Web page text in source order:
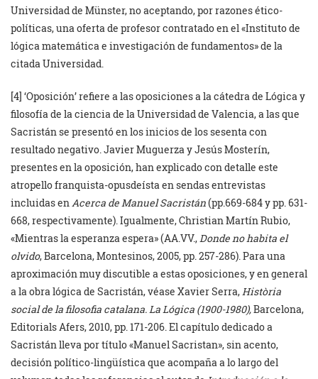
Universidad de Münster, no aceptando, por razones ético-
políticas, una oferta de profesor contratado en el «Instituto de
lógica matemática e investigación de fundamentos» de la
citada Universidad.
[4] ‘Oposición’ refiere a las oposiciones a la cátedra de Lógica y
filosofía de la ciencia de la Universidad de Valencia, a las que
Sacristán se presentó en los inicios de los sesenta con
resultado negativo. Javier Muguerza y Jesús Mosterín,
presentes en la oposición, han explicado con detalle este
atropello franquista-opusdeísta en sendas entrevistas
incluidas en Acerca de Manuel Sacristán(pp.669-684 y pp. 631-
668, respectivamente). Igualmente, Christian Martín Rubio,
«Mientras la esperanza espera» (AA.VV., Donde no habita el
olvido, Barcelona, Montesinos, 2005, pp. 257-286). Para una
aproximación muy discutible a estas oposiciones, y en general
a la obra lógica de Sacristán, véase Xavier Serra, Història
social de la filosofia catalana. La Lógica (1900-1980),Barcelona,
Editorials Afers, 2010, pp. 171-206. El capítulo dedicado a
Sacristán lleva por título «Manuel Sacristan», sin acento,
decisión político-lingüística que acompaña a lo largo del